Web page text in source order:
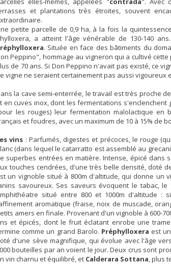
et plantations très étroites, souvent
petite parcelle de 0,9 ha, à la fois la
a atteint l'âge vénérable de 130-140
. Située en face des bâtiments du
Peppino", hommage au vigneron qui a cultivé
de 70 ans. Si Don Peppino n'avait pas existé, ce
vigne ne seraient certainement pas aussi vigoureux
la cave semi-enterrée, le travail est très proche
en cuves inox, dont les fermentations
les rouges) leur fermentation malolactique
et foudres, avec un maximum de 10 à 15% de
vins : Parfumés, digestes et précoces, le rouge
(dans lequel le catarratto est assemblé au
superbes entrées en matière. Intense, épicé dans
touches cendrées, d'une très belle densité, doté
un vignoble situé à 800m d'altitude, qui donne un
savoureux. Ses saveurs évoquent le tabac,
situé entre 800 et 1000m d'altitude
aromatique (fraise, noix de muscade,
amers en finale. Provenant d'un vignoble à 600-
et épicés, dont le fruit éclatant enrobe une
comme un grand Barolo. Préphylloxera est
d'une sève magnifique, qui évolue avec l'âge
bouteilles par an voient le jour. Deux crus sont
vin charnu et équilibré, et Calderara Sottana, plus